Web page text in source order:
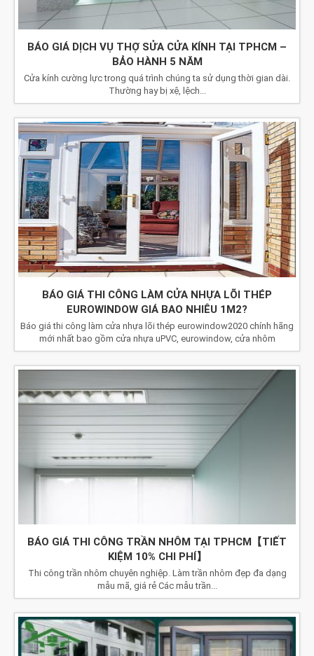
BÁO GIÁ DỊCH VỤ THỢ SỬA CỬA KÍNH TẠI TPHCM –
BẢO HÀNH 5 NĂM
Cửa kính cường lực trong quá trình chúng ta sử dụng thời gian dài.
Thường hay bị xệ, lệch...
BÁO GIÁ THI CÔNG LÀM CỬA NHỰA LÕI THÉP
EUROWINDOW GIÁ BAO NHIÊU 1M2?
Báo giá thi công làm cửa nhựa lõi thép eurowindow2020 chính hãng
mới nhất bao gồm cửa nhựa uPVC, eurowindow, cửa nhôm
eurowindow chính hãng.
BÁO GIÁ THI CÔNG TRẦN NHÔM TẠI TPHCM【TIẾT
KIỆM 10% CHI PHÍ】
Thi công trần nhôm chuyên nghiệp. Làm trần nhôm đẹp đa dạng
mẫu mã, giá rẻ Các mẫu trần...